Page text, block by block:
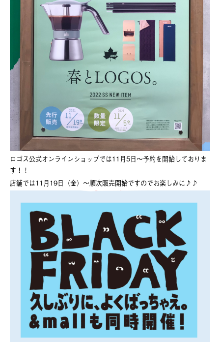
ロゴス公式オンラインショップでは11月5日～予約を開始しておりま
す！！
店舗では11月19日（金）～順次販売開始ですのでお楽しみに♪♪